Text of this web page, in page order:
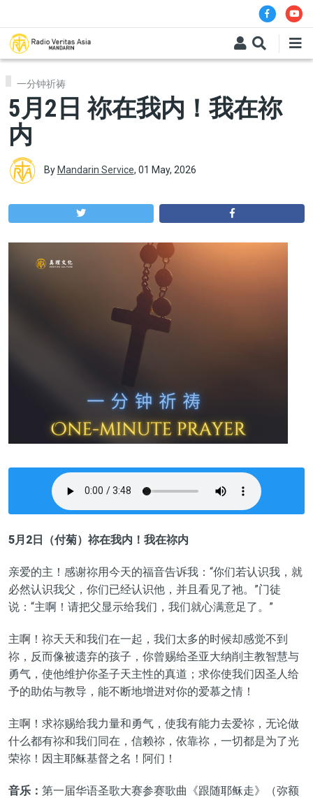
一分钟祈祷
5月2日 祢在我内！我在祢
内
By Mandarin Service, 01 May, 2026
5月2日（付菊） 祢在我内！我在祢内
亲爱的主！感谢祢用今天的福音告诉我：“你们若认识我，就
必然认识我父，你们已经认识他，并且看见了祂。 ”门徒
说：“主啊！请把父显示给我们，我们就心满意足了。 ”
主啊！祢天天和我们在一起，我们太多的时候却感觉不到
祢，反而像被遗弃的孩子，你曾赐给圣亚大纳削主教智慧与
勇气，使他维护你圣子天主性的真道；求你使我们因圣人给
予的助佑与教导，能不断地增进对你的爱慕之情！
主啊！求祢赐给我力量和勇气，使我有能力去爱祢，无论做
什么都有祢和我们同在，信赖祢，依靠祢，一切都是为了光
荣祢！因主耶稣基督之名！阿们 ！
音乐： 第一届华语圣歌大赛参赛歌曲《跟随耶稣走》（弥额